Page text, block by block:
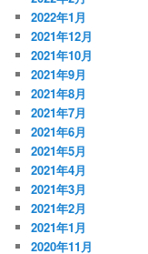
2022年1月
2021年12月
2021年10月
2021年9月
2021年8月
2021年7月
2021年6月
2021年5月
2021年4月
2021年3月
2021年2月
2021年1月
2020年11月